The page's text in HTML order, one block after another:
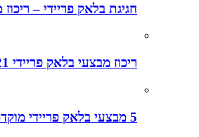
חגיגת בלאק פריידי –
ריכוז מבצעי בלאק פריידי 2021 על מחשבים ניידים
5 מבצעי בלאק פריידי מוקדמים ברשת עכשיו